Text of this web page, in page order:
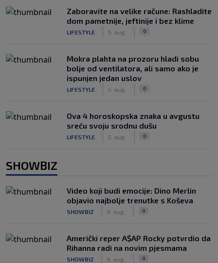
Zaboravite na velike račune: Rashladite
dom pametnije, jeftinije i bez klime
LIFESTYLE 5. aug. 0
Mokra plahta na prozoru hladi sobu
bolje od ventilatora, ali samo ako je
ispunjen jedan uslov
LIFESTYLE 5. aug. 0
Ova 4 horoskopska znaka u avgustu
sreću svoju srodnu dušu
LIFESTYLE 5. aug. 0
SHOWBIZ
Video koji budi emocije: Dino Merlin
objavio najbolje trenutke s Koševa
SHOWBIZ 6. aug. 0
Američki reper A$AP Rocky potvrdio da
Rihanna radi na novim pjesmama
SHOWBIZ 6. aug. 0